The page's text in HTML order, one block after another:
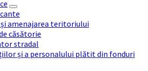
amenajarea teritoriului
căsătorie
stradal
și a personalului plătit din fonduri